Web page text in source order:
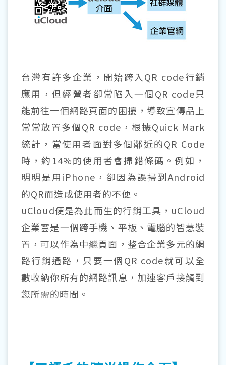
台灣有許多企業，開始跨入QR code行銷
應用，但經營者卻常陷入一個QR code只
能前往一個網路頁面的困擾，導致宣傳品上
常常放置多個QR code，根據Quick Mark
統計，當使用者面對多個鄰近的QR Code
時，約14%的使用者會掃錯條碼。例如，
明明是用iPhone，卻因為誤掃到Android
的QR而造成使用者的不便。
uCloud便是為此而生的行銷工具，uCloud
企業雲是一個跨手機、平板、電腦的智慧裝
置，可以作為中繼頁面，整合企業多元的網
路行銷通路，只要一個QR code就可以全
數收納你所有的網路訊息，加速客戶接觸到
您所需的時間。